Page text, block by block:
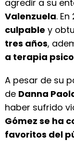
agredir a su
Valenzuela.
culpable y
tres años,
a terapia
A pesar de su
de Danna
haber sufrido
Gómez se ha
favoritos del